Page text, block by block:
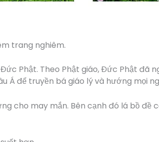
trang nghiêm.
Phật. Theo Phật giáo, Đức Phật đã
Á để truyền bá giáo lý và hướng mọi
cho may mắn. Bên cạnh đó lá bồ